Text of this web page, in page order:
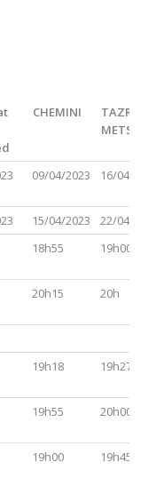
CHEMINI
TAZRIA
CHEMINI
TAZRIA
09/04/2023 16/04/
15/04/2023
22/04/
18h55 19h00
20h15 20h
19h18 19h27
19h55 20h00
19h00 19h45